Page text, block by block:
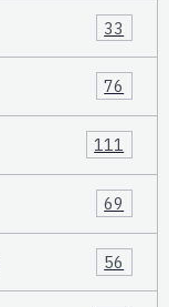
33
76
111
69
56